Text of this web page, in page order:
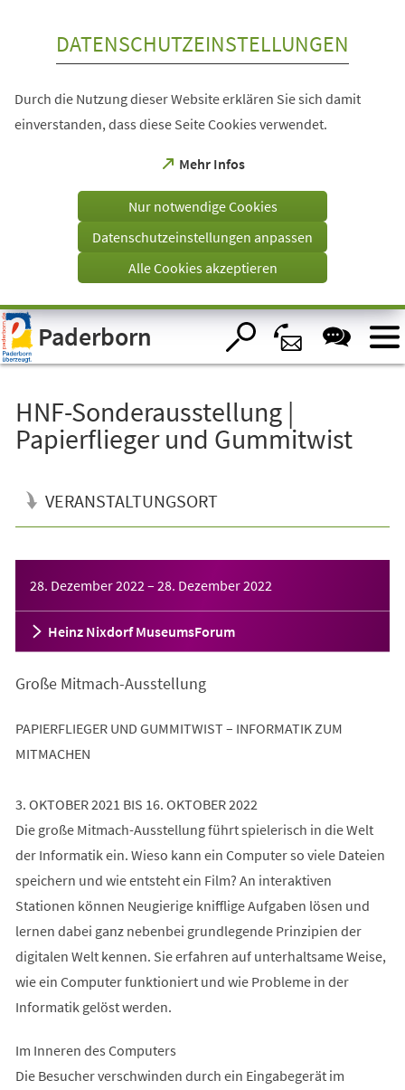
Visuelle
Assistenzsoftware
öffnen.
DATENSCHUTZEINSTELLUNGEN
Durch die Nutzung dieser Website erklären Sie sich damit
einverstanden, dass diese Seite Cookies verwendet.
Mehr Infos
(Öffnet
einem
Tab)
Nur notwendige Cookies
Datenschutzeinstellungen anpassen
Alle Cookies akzeptieren
Paderborn
HNF-Sonderausstellung |
Papierflieger und Gummitwist
VERANSTALTUNGSORT
28. Dezember 2022 – 28. Dezember 2022
Heinz Nixdorf MuseumsForum
Große Mitmach-Ausstellung
PAPIERFLIEGER UND GUMMITWIST – INFORMATIK ZUM
MITMACHEN
3. OKTOBER 2021 BIS 16. OKTOBER 2022
Die große Mitmach-Ausstellung führt spielerisch in die Welt
der Informatik ein. Wieso kann ein Computer so viele Dateien
speichern und wie entsteht ein Film? An interaktiven
Stationen können Neugierige knifflige Aufgaben lösen und
lernen dabei ganz nebenbei grundlegende Prinzipien der
digitalen Welt kennen. Sie erfahren auf unterhaltsame Weise,
wie ein Computer funktioniert und wie Probleme in der
Informatik gelöst werden.
Im Inneren des Computers
Die Besucher verschwinden durch ein Eingabegerät im